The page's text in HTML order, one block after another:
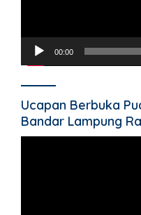
00:00
Ucapan Berbuka
Bandar Lampung